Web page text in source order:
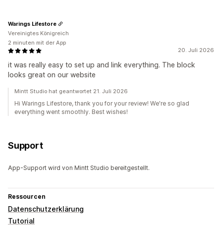
20. Juli 2026
it was really easy to set up and link everything. The block
looks great on our website
Warings Lifestore
Vereinigtes Königreich
2 minuten mit der App
Mintt Studio hat geantwortet 21. Juli 2026
Hi Warings Lifestore, thank you for your review! We're so glad
everything went smoothly. Best wishes!
Support
App-Support wird von Mintt Studio bereitgestellt.
Ressourcen
Datenschutzerklärung
Tutorial